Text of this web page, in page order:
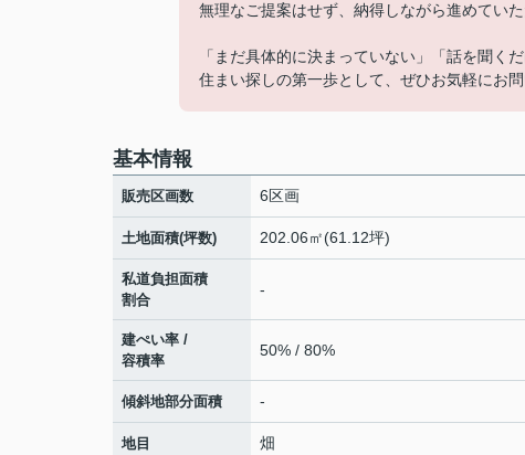
無理なご提案はせず、納得しながら進めてい
「まだ具体的に決まっていない」「話を聞く
住まい探しの第一歩として、ぜひお気軽にお問
基本情報
販売区画数 6区画
土地面積(坪数) 202.06㎡(61.12坪)
私道負担面積
割合
-
建ぺい率 /
容積率
50% / 80%
傾斜地部分面積 -
地目 畑